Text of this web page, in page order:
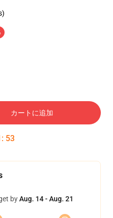
カートに追加
: 53
byAug. 14 - Aug. 21